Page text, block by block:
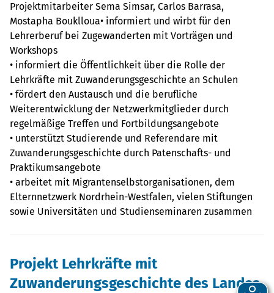
Projektmitarbeiter Sema Simsar, Carlos Barrasa,
Mostapha Bouklloua• informiert und wirbt für den
Lehrerberuf bei Zugewanderten mit Vorträgen und
Workshops
• informiert die Öffentlichkeit über die Rolle der
Lehrkräfte mit Zuwanderungsgeschichte an Schulen
• fördert den Austausch und die berufliche
Weiterentwicklung der Netzwerkmitglieder durch
regelmäßige Treffen und Fortbildungsangebote
• unterstützt Studierende und Referendare mit
Zuwanderungsgeschichte durch Patenschafts- und
Praktikumsangebote
• arbeitet mit Migrantenselbstorganisationen, dem
Elternnetzwerk Nordrhein-Westfalen, vielen Stiftungen
sowie Universitäten und Studienseminaren zusammen
Projekt Lehrkräfte mit
Zuwanderungsgeschichte des Landes